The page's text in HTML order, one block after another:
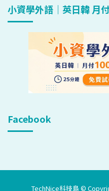
小資學外語｜英日韓 月
Facebook
TechNice科技島 ©